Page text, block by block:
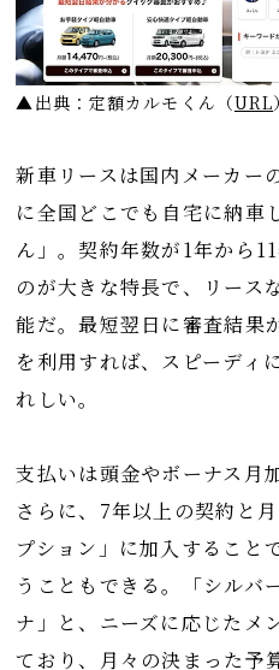
▲出典：定額カルモくん （URL）
新車リースは国内メーカー
に全国どこでも自宅に納車
ん」。契約年数が1年から
のが大きな特長で、リース
能だ。最短翌日に審査結果
を利用すれば、スピーディ
れしい。
支払いは頭金やボーナス月
さらに、7年以上の契約と
プション」に加入すること
うこともできる。「シルバ
ナ」と、ニーズに応じたメ
ており、月々の決まった予